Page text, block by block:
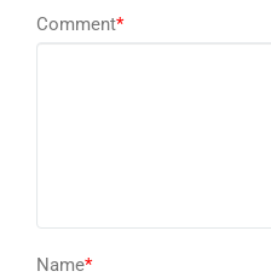
Comment*
Name*